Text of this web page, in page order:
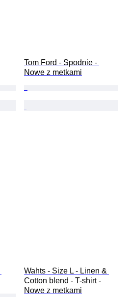
Tom Ford - Spodnie -
Nowe z metkami
Wahts - Size L - Linen &
Cotton blend - T-shirt -
Nowe z metkami